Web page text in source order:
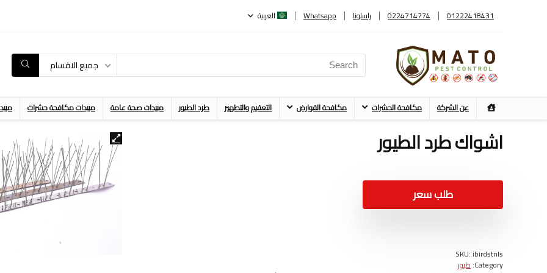
01222418431
0224714774 راسلونا Whatsapp العربية
جميع الاقسام
عن الشركة مكافحة الحشرات مكافحة القوارض التعقيم والتطهير طرد الطيور مبيدات صحة عامة مبيدات مكافحة حشرات
اشواك طرد الطيور
طلب سعر
SKU: ibirdstnls
Category: طيور